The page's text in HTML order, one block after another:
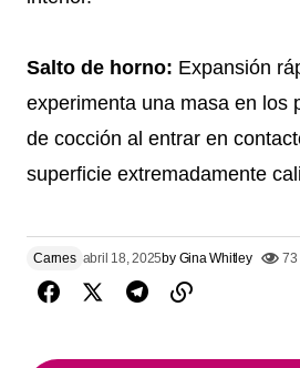
Salto de horno: Expansión
experimenta una masa en los
de cocción al entrar en
superficie extremadamente
Carnes abril 18, 2025by Gina Whitley 73